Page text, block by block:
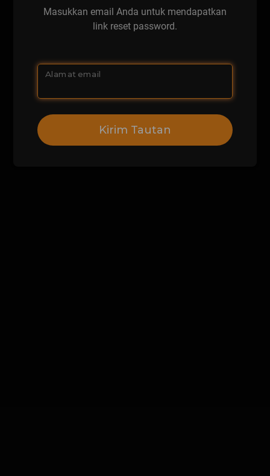
Masukkan email Anda untuk mendapatkan
link reset password.
Alamat email
Kirim Tautan